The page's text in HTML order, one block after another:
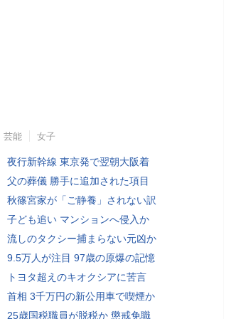
芸能 女子
夜行新幹線 東京発で翌朝大阪着
父の葬儀 勝手に追加された項目
秋篠宮家が「ご静養」されない訳
子ども追い マンションへ侵入か
流しのタクシー捕まらない元凶か
9.5万人が注目 97歳の原爆の記憶
トヨタ超えのキオクシアに苦言
首相 3千万円の新公用車で喫煙か
25歳国税職員が脱税か 懲戒免職